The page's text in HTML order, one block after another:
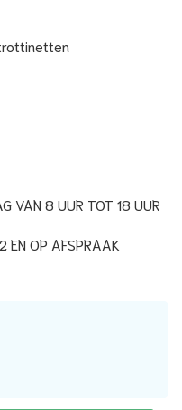
VAN 8 UUR TOT 18 UUR
EN OP AFSPRAAK